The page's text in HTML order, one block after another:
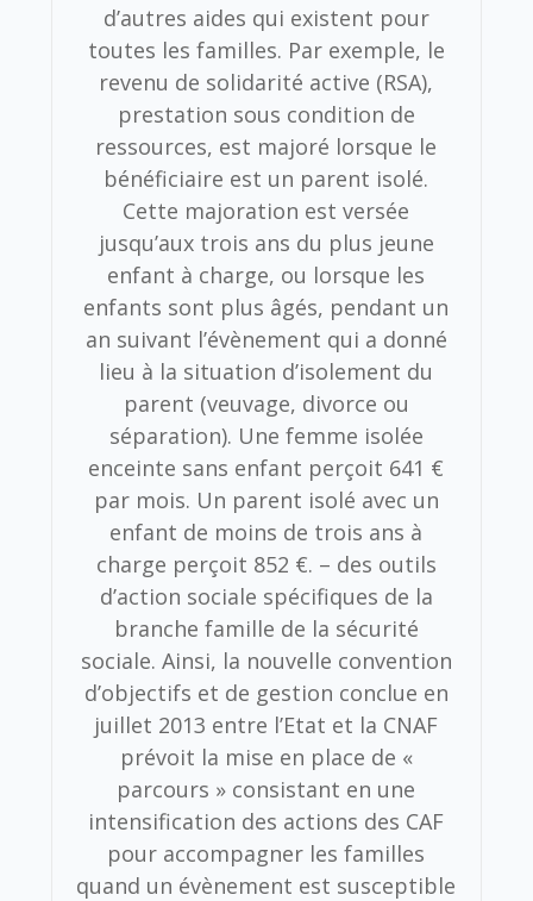
d’autres aides qui existent pour
toutes les familles. Par exemple, le
revenu de solidarité active (RSA),
prestation sous condition de
ressources, est majoré lorsque le
bénéficiaire est un parent isolé.
Cette majoration est versée
jusqu’aux trois ans du plus jeune
enfant à charge, ou lorsque les
enfants sont plus âgés, pendant un
an suivant l’évènement qui a donné
lieu à la situation d’isolement du
parent (veuvage, divorce ou
séparation). Une femme isolée
enceinte sans enfant perçoit 641 €
par mois. Un parent isolé avec un
enfant de moins de trois ans à
charge perçoit 852 €. – des outils
d’action sociale spécifiques de la
branche famille de la sécurité
sociale. Ainsi, la nouvelle convention
d’objectifs et de gestion conclue en
juillet 2013 entre l’Etat et la CNAF
prévoit la mise en place de «
parcours » consistant en une
intensification des actions des CAF
pour accompagner les familles
quand un évènement est susceptible